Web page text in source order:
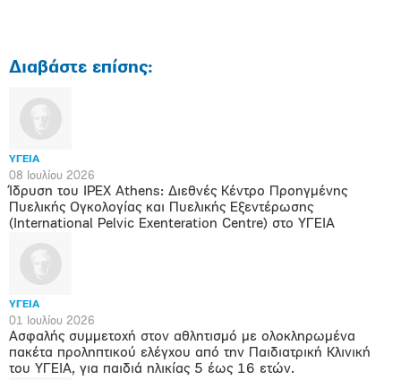
Διαβάστε επίσης:
ΥΓΕΙΑ
08 Ιουλίου 2026
Ίδρυση του IPEX Athens: Διεθνές Κέντρο Προηγμένης
Πυελικής Ογκολογίας και Πυελικής Εξεντέρωσης
(International Pelvic Exenteration Centre) στο ΥΓΕΙΑ
ΥΓΕΙΑ
01 Ιουλίου 2026
Ασφαλής συμμετοχή στον αθλητισμό με ολοκληρωμένα
πακέτα προληπτικού ελέγχου από την Παιδιατρική Κλινική
του ΥΓΕΙΑ, για παιδιά ηλικίας 5 έως 16 ετών.